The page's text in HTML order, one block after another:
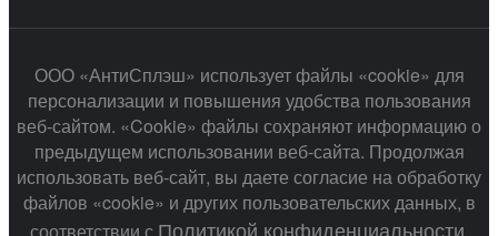
ООО «АнтиСплэш» использует файлы «cookie» для
персонализации и повышения удобства пользования
веб-сайтом. «Cookie» файлы сохраняют информацию о
предыдущем использовании веб-сайта. Продолжая
использовать веб-сайт, вы даете согласие на обработку
файлов «cookie» и других пользовательских данных, в
соответствии с Политикой конфиденциальности